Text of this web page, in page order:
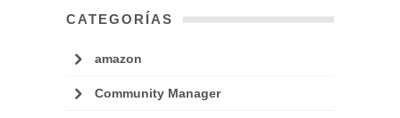
CATEGORÍAS
amazon
Community Manager